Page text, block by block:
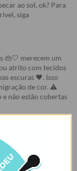
ao sol, ok? Para
siga
👜🤍 merecem um
atrito com tecidos
escuras 🖤. Isso
de cor. ⚠️
e não estão cobertas
ou
para você,
da compra.